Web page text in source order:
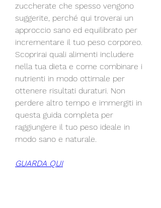
zuccherate che spesso vengono
suggerite, perché qui troverai un
approccio sano ed equilibrato per
incrementare il tuo peso corporeo.
Scoprirai quali alimenti includere
nella tua dieta e come combinare i
nutrienti in modo ottimale per
ottenere risultati duraturi. Non
perdere altro tempo e immergiti in
questa guida completa per
raggiungere il tuo peso ideale in
modo sano e naturale.
GUARDA QUI